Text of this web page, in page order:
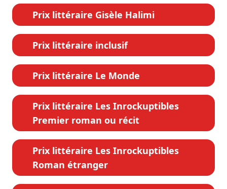
Prix littéraire Gisèle Halimi
Prix littéraire inclusif
Prix littéraire Le Monde
Prix littéraire Les Inrockuptibles
Premier roman ou récit
Prix littéraire Les Inrockuptibles
Roman étranger